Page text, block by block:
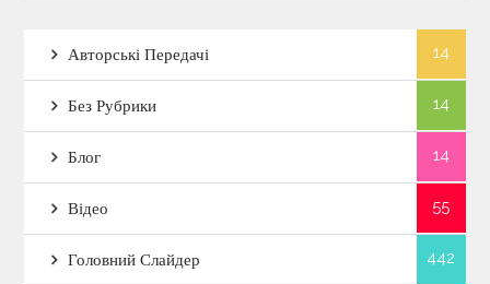
Авторські Передачі 14
Без Рубрики 14
Блог 14
Відео 55
Головний Слайдер 442